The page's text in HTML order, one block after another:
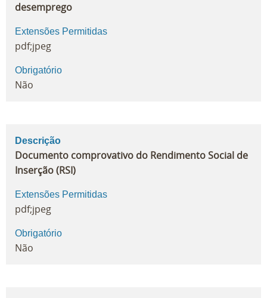
desemprego
Extensões Permitidas
pdf;jpeg
Obrigatório
Não
Descrição
Documento comprovativo do Rendimento Social de
Inserção (RSI)
Extensões Permitidas
pdf;jpeg
Obrigatório
Não